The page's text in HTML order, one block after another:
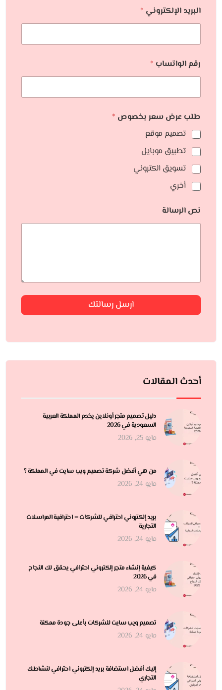
البريد الإلكتروني *
رقم الواتساب *
طلب عرض سعر بخصوص *
تصميم موقع
تطبيق موبايل
تسويق الكتروني
أخري
نص الرسالة
ارسل رسالتك
أحدث المقالات
دليل تصميم متجر أونلاين يخدم المملكة العربية
السعودية في 2026
مايو 25, 2026
من هي أفضل شركة تصميم ويب سايت في المملكة ؟
مايو 24, 2026
بريد إلكتروني احترافي للشركات = احترافية المراسلات
التجارية
مايو 24, 2026
كيفية إنشاء متجر إلكتروني احترافي يحقق لك النجاح
في 2026
مايو 24, 2026
تصميم ويب سايت للشركات بأعلى جودة ممكنة
مايو 24, 2026
إليك أفضل استضافة بريد إلكتروني احترافي لنشاطك
التجاري